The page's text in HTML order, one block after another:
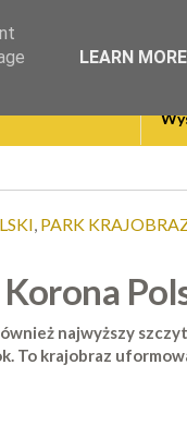
, PARK
najwyższy
To krajobraz
LEARN MORE